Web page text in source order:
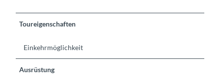
Toureigenschaften
Einkehrmöglichkeit
Ausrüstung